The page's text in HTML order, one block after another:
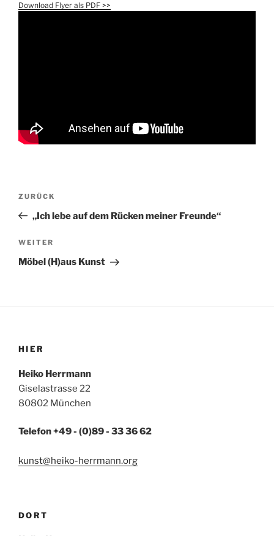
Download Flyer als PDF >>
Beitragsnavigation
Vorheriger
Beitrag
ZURÜCK
„Ich lebe auf dem Rücken meiner Freunde“
Nächster
Beitrag
WEITER
Möbel (H)aus Kunst
HIER
Heiko Herrmann
Giselastrasse 22
80802 München
Telefon +49 - (0)89 - 33 36 62
kunst@heiko-herrmann.org
DORT